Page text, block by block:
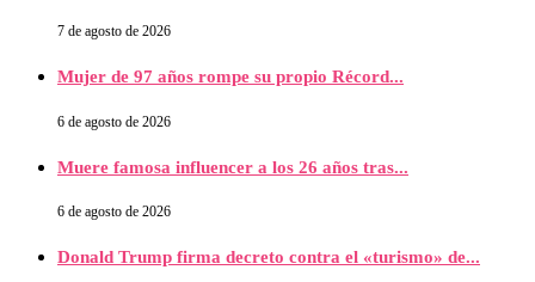
7 de agosto de 2026
Mujer de 97 años rompe su propio Récord...
6 de agosto de 2026
Muere famosa influencer a los 26 años tras...
6 de agosto de 2026
Donald Trump firma decreto contra el «turismo» de...